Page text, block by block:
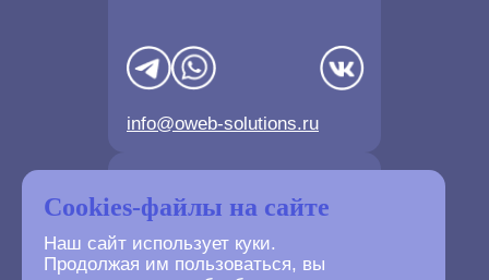
Cookies-файлы на сайте
Наш сайт использует куки.
Продолжая им пользоваться, вы
info@oweb-solutions.ru